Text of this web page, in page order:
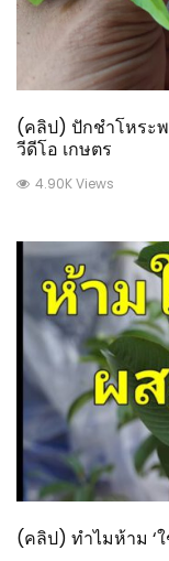
(คลิป) ปักชำโหระ
วีดีโอ เกษตร
4.90K Views
(คลิป) ทำไมห้าม ‘